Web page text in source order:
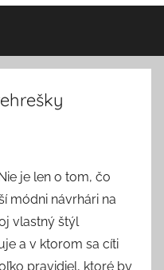
je len o tom, čo
módni návrhári na
vlastný štýl
a v ktorom sa cíti
pravidiel, ktoré by